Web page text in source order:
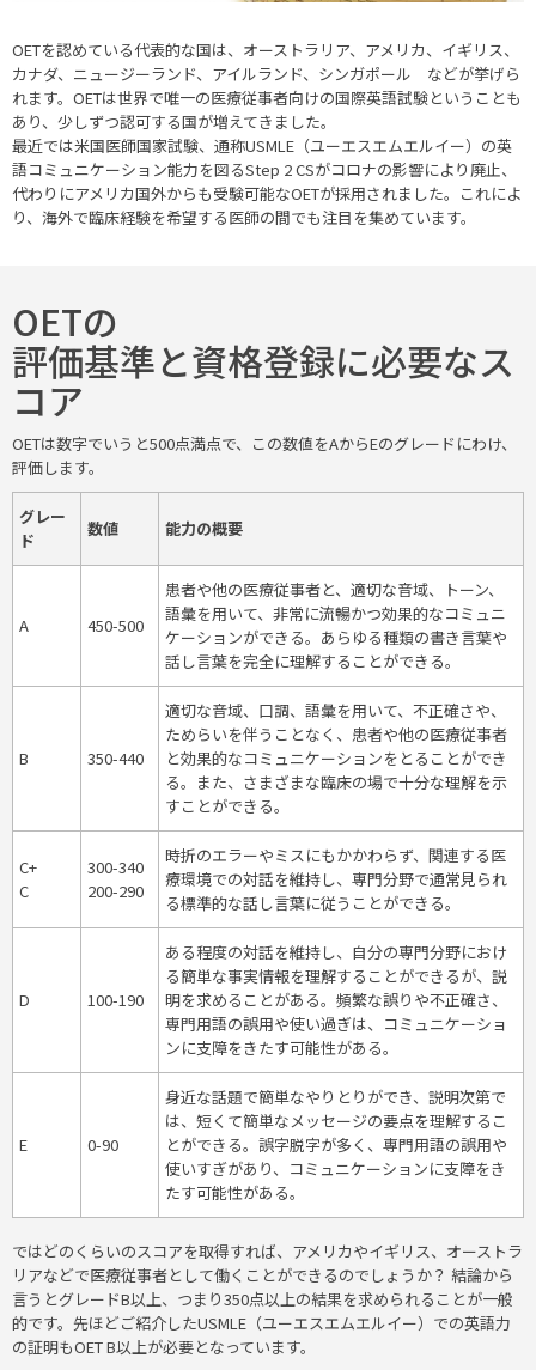
OETを認めている代表的な国は、オーストラリア、アメリカ、イギリス、
カナダ、ニュージーランド、アイルランド、シンガポール などが挙げら
れます。OETは世界で唯一の医療従事者向けの国際英語試験ということも
あり、少しずつ認可する国が増えてきました。
最近では米国医師国家試験、通称USMLE（ユーエスエムエルイー）の英
語コミュニケーション能力を図るStep 2 CSがコロナの影響により廃止、
代わりにアメリカ国外からも受験可能なOETが採用されました。これによ
り、海外で臨床経験を希望する医師の間でも注目を集めています。
OETの
評価基準と資格登録に必要なス
コア
OETは数字でいうと500点満点で、この数値をAからEのグレードにわけ、
評価します。
グレー
ド
数値 能力の概要
A 450-500
患者や他の医療従事者と、適切な音域、トーン、
語彙を用いて、非常に流暢かつ効果的なコミュニ
ケーションができる。あらゆる種類の書き言葉や
話し言葉を完全に理解することができる。
B 350-440
適切な音域、口調、語彙を用いて、不正確さや、
ためらいを伴うことなく、患者や他の医療従事者
と効果的なコミュニケーションをとることができ
る。また、さまざまな臨床の場で十分な理解を示
すことができる。
C+
C
300-340
200-290
時折のエラーやミスにもかかわらず、関連する医
療環境での対話を維持し、専門分野で通常見られ
る標準的な話し言葉に従うことができる。
D 100-190
ある程度の対話を維持し、自分の専門分野におけ
る簡単な事実情報を理解することができるが、説
明を求めることがある。頻繁な誤りや不正確さ、
専門用語の誤用や使い過ぎは、コミュニケーショ
ンに支障をきたす可能性がある。
E 0-90
身近な話題で簡単なやりとりができ、説明次第で
は、短くて簡単なメッセージの要点を理解するこ
とができる。誤字脱字が多く、専門用語の誤用や
使いすぎがあり、コミュニケーションに支障をき
たす可能性がある。
ではどのくらいのスコアを取得すれば、アメリカやイギリス、オーストラ
リアなどで医療従事者として働くことができるのでしょうか？ 結論から
言うとグレードB以上、つまり350点以上の結果を求められることが一般
的です。先ほどご紹介したUSMLE（ユーエスエムエルイー）での英語力
の証明もOET B以上が必要となっています。